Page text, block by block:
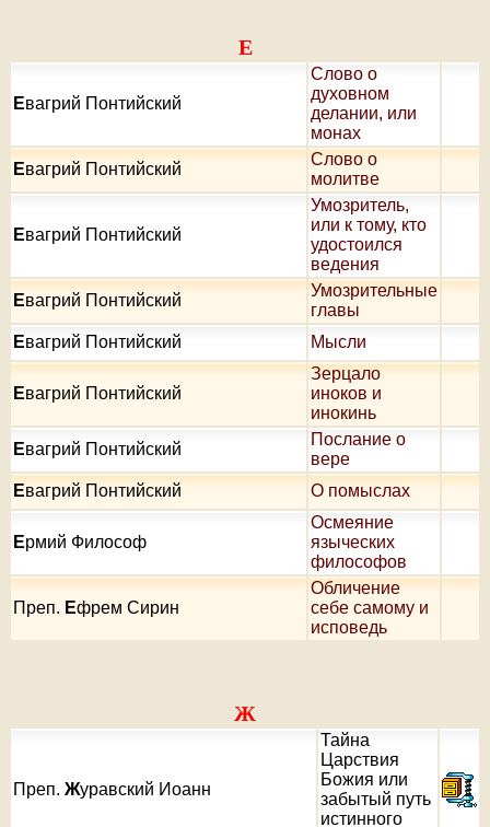
Е
Евагрий Понтийский
Слово о
духовном
делании, или
монах
Евагрий Понтийский
Слово о
молитве
Евагрий Понтийский
Умозритель,
или к тому, кто
удостоился
ведения
Евагрий Понтийский
Умозрительные
главы
Евагрий Понтийский Мысли
Евагрий Понтийский
Зерцало
иноков и
инокинь
Евагрий Понтийский
Послание о
вере
Евагрий Понтийский О помыслах
Ермий Философ
Осмеяние
языческих
философов
Преп. Ефрем Сирин
Обличение
себе самому и
исповедь
Ж
Преп. Журавский Иоанн
Тайна
Царствия
Божия или
забытый путь
истинного